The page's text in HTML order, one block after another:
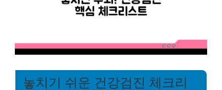
놓치기 쉬운 건강검진 체크리